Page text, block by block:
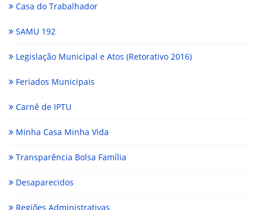
Casa do Trabalhador
SAMU 192
Legislação Municipal e Atos (Retorativo 2016)
Feriados Municipais
Carnê de IPTU
Minha Casa Minha Vida
Transparência Bolsa Família
Desaparecidos
Regiões Administrativas